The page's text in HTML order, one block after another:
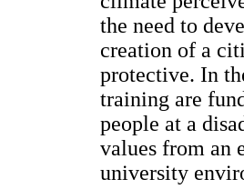
the need to
creation of a
protective. In
training are
people at a
values from an
university